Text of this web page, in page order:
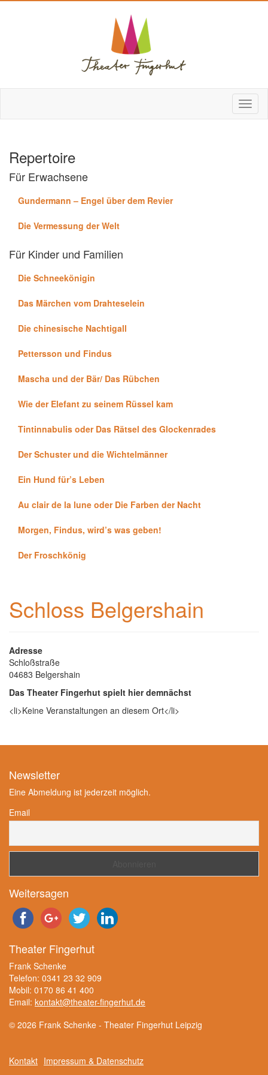
Repertoire
Für Erwachsene
Gundermann – Engel über dem Revier
Die Vermessung der Welt
Für Kinder und Familien
Die Schneekönigin
Das Märchen vom Drahteselein
Die chinesische Nachtigall
Pettersson und Findus
Mascha und der Bär/ Das Rübchen
Wie der Elefant zu seinem Rüssel kam
Tintinnabulis oder Das Rätsel des Glockenrades
Der Schuster und die Wichtelmänner
Ein Hund für’s Leben
Au clair de la lune oder Die Farben der Nacht
Morgen, Findus, wird’s was geben!
Der Froschkönig
Schloss Belgershain
Adresse
Schloßstraße
04683 Belgershain
Das Theater Fingerhut spielt hier demnächst
<li>Keine Veranstaltungen an diesem Ort</li>
Newsletter
Eine Abmeldung ist jederzeit möglich.
Email
Weitersagen
Theater Fingerhut
Frank Schenke
Telefon: 0341 23 32 909
Mobil: 0170 86 41 400
Email: kontakt@theater-fingerhut.de
© 2026 Frank Schenke - Theater Fingerhut Leipzig
Kontakt Impressum & Datenschutz